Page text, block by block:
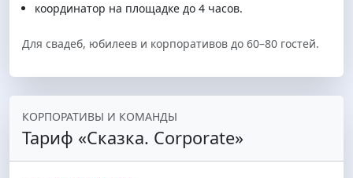
координатор на площадке до 4 часов.
Для свадеб, юбилеев и корпоративов до 60–80 гостей.
КОРПОРАТИВЫ И КОМАНДЫ
Тариф «Сказка. Corporate»